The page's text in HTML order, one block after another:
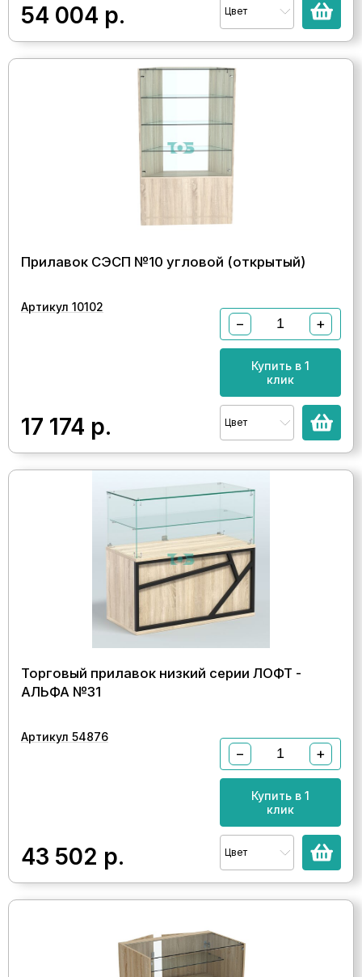
54 004 р. Цвет
Прилавок СЭСП №10 угловой (открытый)
Артикул 10102
17 174 р.
− +
Купить в 1
клик
Цвет
Торговый прилавок низкий серии ЛОФТ -
АЛЬФА №31
Артикул 54876
43 502 р.
− +
Купить в 1
клик
Цвет